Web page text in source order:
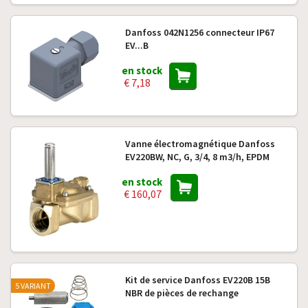
Danfoss 042N1256 connecteur IP67
EV...B
en stock
€ 7,18
Vanne électromagnétique Danfoss
EV220BW, NC, G, 3/4, 8 m3/h, EPDM
en stock
€ 160,07
Kit de service Danfoss EV220B 15B
NBR de pièces de rechange
5 VARIANT